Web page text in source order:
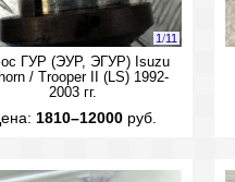
1/11
ГУР (ЭУР, ЭГУР) Isuzu
/ Trooper II (LS) 1992-
2003 гг.
1810–12000руб.